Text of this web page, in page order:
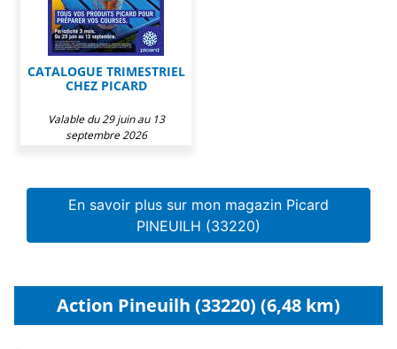
CATALOGUE TRIMESTRIEL
CHEZ PICARD
Valable du 29 juin au 13
septembre 2026
En savoir plus sur mon magazin Picard
PINEUILH (33220)
Action Pineuilh (33220) (6,48 km)